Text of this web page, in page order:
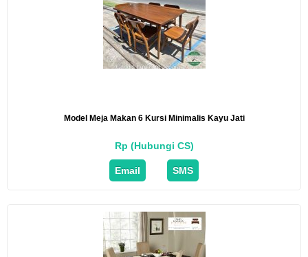
Model Meja Makan 6 Kursi Minimalis Kayu Jati
Rp (Hubungi CS)
Email SMS